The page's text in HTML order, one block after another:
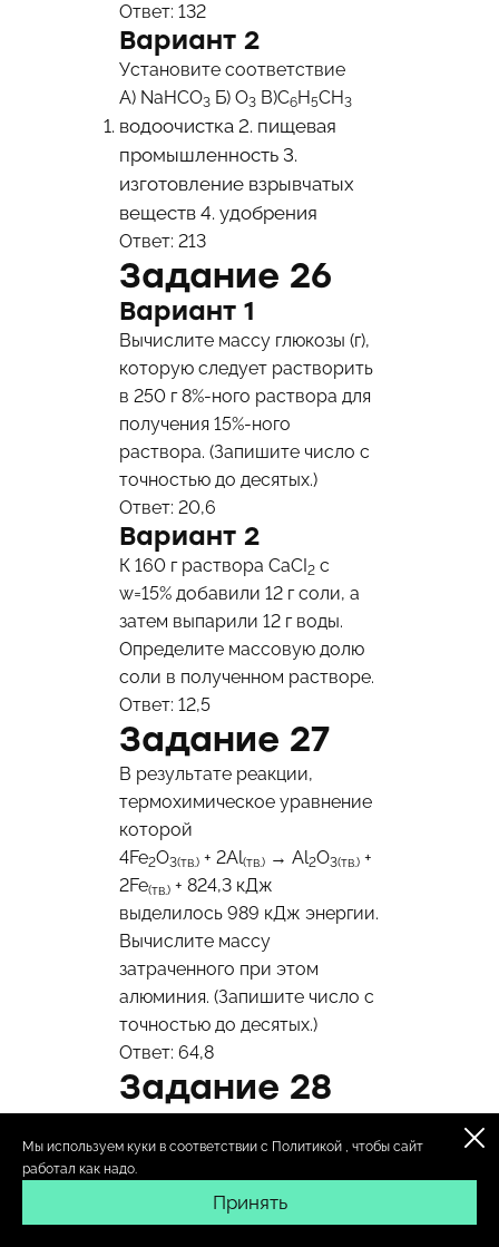
Мы используем куки в соответствии с Политикой , чтобы сайт
работал как надо.
Принять
Ответ: 132
Вариант 2
Установите соответствие
А) NaHCO3 Б) O3 В)C6H5CH3
водоочистка 2. пищевая
промышленность 3.
изготовление взрывчатых
веществ 4. удобрения
Ответ: 213
Задание 26
Вариант 1
Вычислите массу глюкозы (г),
которую следует растворить
в 250 г 8%-ного раствора для
получения 15%-ного
раствора. (Запишите число с
точностью до десятых.)
Ответ: 20,6
Вариант 2
К 160 г раствора CaCI2 с
w=15% добавили 12 г соли, а
затем выпарили 12 г воды.
Определите массовую долю
соли в полученном растворе.
Ответ: 12,5
Задание 27
В результате реакции,
термохимическое уравнение
которой
4Fe2O3(тв.) + 2Al(тв.) → Al2O3(тв.) +
2Fe(тв.) + 824,3 кДж
выделилось 989 кДж энергии.
Вычислите массу
затраченного при этом
алюминия. (Запишите число с
точностью до десятых.)
Ответ: 64,8
Задание 28
навеской технического
хлорида бария массой 400 г
требуется 137,2 г серной